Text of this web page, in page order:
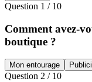
Question 1 / 10
Comment avez-
boutique ?
Mon entourage
Question 2 / 10